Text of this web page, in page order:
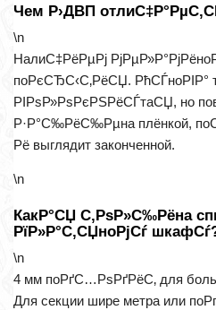
Чем Р›ДВП
\n
НалиС‡РёРµРј
поРєСЂС‹С‚РёСЏ. РћСЃноРІР°
РІРѕР»РѕРєРЅРёСЃтаСЏ, но
Р·Р°С‰РёС‰Рµна плёнкой,
Рё выглядит законченной.
\n
КакР°СЏ С‚РѕР»С‰Рёна
РїР»Р°С‚СЏноРјСѓ
\n
4 мм поРґС…РѕРґРёС‚ для
Для секции шире метра или